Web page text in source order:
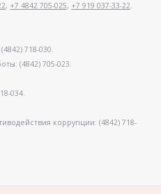
, +7 4842 705-025, +7 919 037-33-22.
718-030.
(4842) 705-023.
034.
коррупции: (4842) 718-